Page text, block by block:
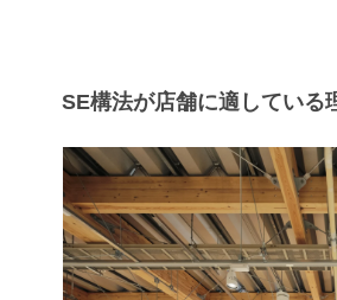
SE構法が店舗に適している